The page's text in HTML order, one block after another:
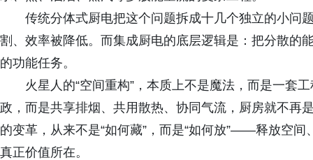
传统分体式厨电把这个问题拆成十几个独立的小问
割、效率被降低。而集成厨电的底层逻辑是：把分散的
的功能任务。
火星人的“空间重构”，本质上不是魔法，而是一套
政，而是共享排烟、共用散热、协同气流，厨房就不再
的变革，从来不是“如何藏”，而是“如何放”——释放空
真正价值所在。